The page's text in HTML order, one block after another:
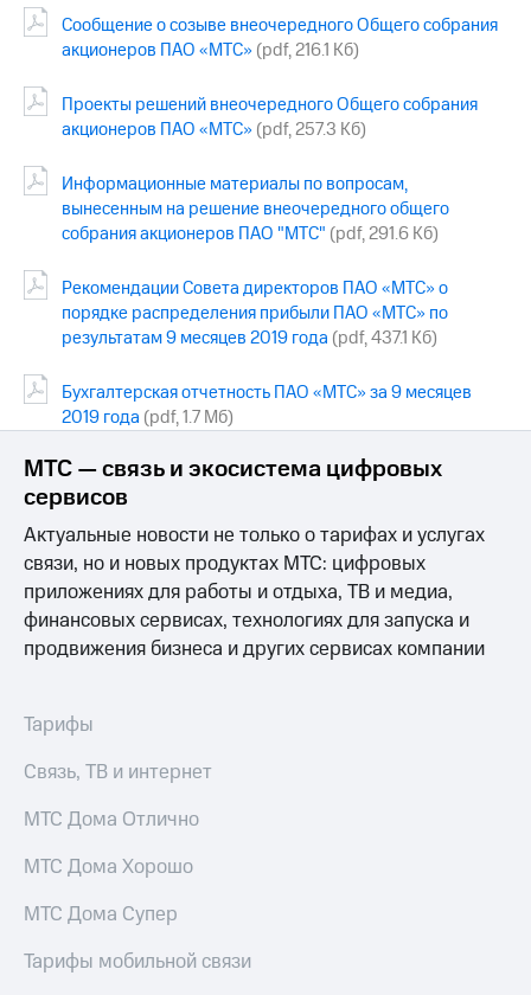
Рынок
облигаций
Еврооблигации-2023
Уведомление
именных
облигаций
Другое
Регистратор
Реквизиты
Контакты
развитие
этика
На главную
Сообщение о созыве внеочередного Общего собрания
акционеров ПАО «МТС» (pdf, 216.1 Кб)
Проекты решений внеочередного Общего собрания
акционеров ПАО «МТС» (pdf, 257.3 Кб)
Информационные материалы по вопросам,
вынесенным на решение внеочередного общего
собрания акционеров ПАО "МТС" (pdf, 291.6 Кб)
Рекомендации Совета директоров ПАО «МТС» о
порядке распределения прибыли ПАО «МТС» по
результатам 9 месяцев 2019 года (pdf, 437.1 Кб)
Бухгалтерская отчетность ПАО «МТС» за 9 месяцев
2019 года (pdf, 1.7 Мб)
МТС — связь и экосистема цифровых
сервисов
Актуальные новости не только о тарифах и услугах
связи, но и новых продуктах МТС: цифровых
приложениях для работы и отдыха, ТВ и медиа,
финансовых сервисах, технологиях для запуска и
продвижения бизнеса и других сервисах компании
Тарифы
Связь, ТВ и интернет
МТС Дома Отлично
МТС Дома Хорошо
МТС Дома Супер
Тарифы мобильной связи